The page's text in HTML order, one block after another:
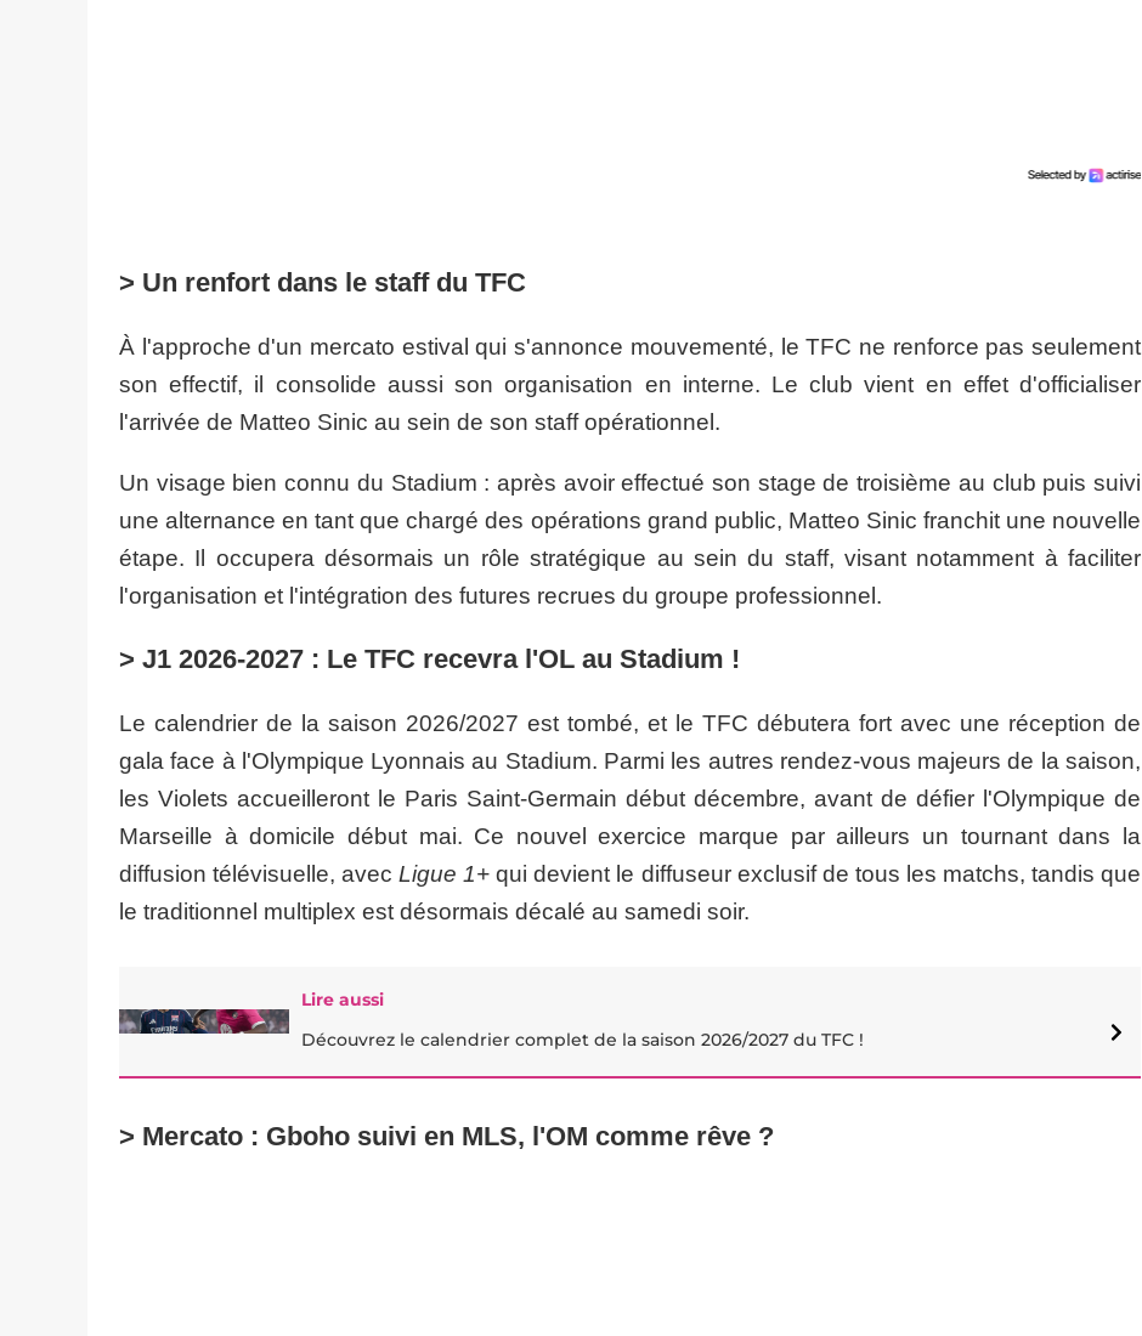
> Un renfort dans le staff du TFC
À l'approche d'un mercato estival qui s'annonce mouvementé, le TFC ne renforce pas seulement
son effectif, il consolide aussi son organisation en interne. Le club vient en effet d'officialiser
l'arrivée de Matteo Sinic au sein de son staff opérationnel.
​Un visage bien connu du Stadium : après avoir effectué son stage de troisième au club puis suivi
une alternance en tant que chargé des opérations grand public, Matteo Sinic franchit une nouvelle
étape. Il occupera désormais un rôle stratégique au sein du staff, visant notamment à faciliter
l'organisation et l'intégration des futures recrues du groupe professionnel.
> J1 2026-2027 : Le TFC recevra l'OL au Stadium !
Le calendrier de la saison 2026/2027 est tombé, et le TFC débutera fort avec une réception de
gala face à l'Olympique Lyonnais au Stadium. Parmi les autres rendez-vous majeurs de la saison,
les Violets accueilleront le Paris Saint-Germain début décembre, avant de défier l'Olympique de
Marseille à domicile début mai. Ce nouvel exercice marque par ailleurs un tournant dans la
diffusion télévisuelle, avecLigue 1+ qui devient le diffuseur exclusif de tous les matchs, tandis que
le traditionnel multiplex est désormais décalé au samedi soir.
Lire aussi
Découvrez le calendrier complet de la saison 2026/2027 du TFC !
> Mercato : Gboho suivi en MLS, l'OM comme rêve ?